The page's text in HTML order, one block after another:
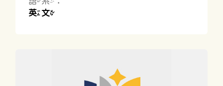
英文